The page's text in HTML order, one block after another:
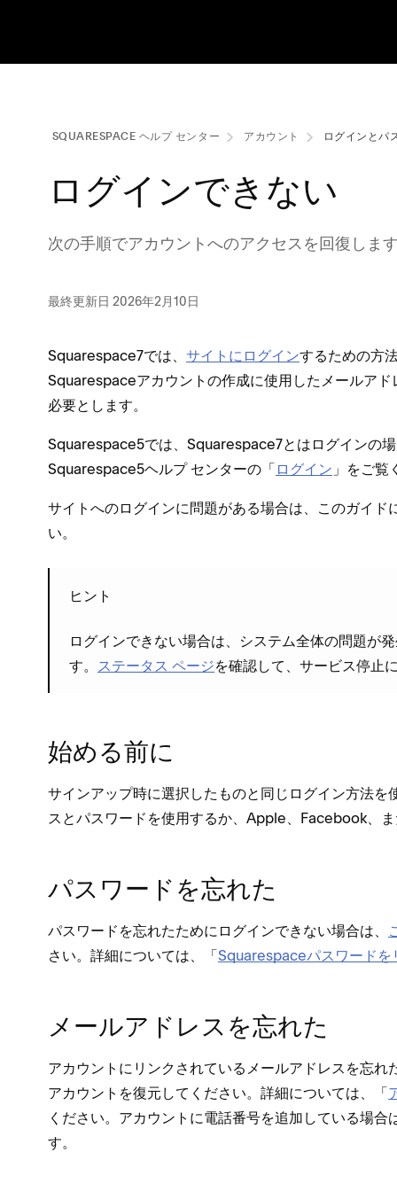
SQUARESPACE ヘルプ センタ⁠ー アカウント ログインとパ
ログインできない
次の手順でアカウントへのアクセスを回復しま
最終更新日 2026年2月10日
Squarespace7では⁠、 サイトにログインするための方
Squarespaceアカウントの作成に使用したメ⁠ールア
必要とします⁠。
Squarespace5では⁠、Squarespace7とはログインの
Squarespace5ヘルプ センタ⁠ーの「⁠ ログイン 」をご覧
サイトへのログインに問題がある場合は⁠、このガイ
い⁠。
ヒント
ログインできない場合は⁠、システム全体の問題が
す⁠。 ステ⁠ータス ペ⁠ージを確認して⁠、サ⁠ービス停止
始める前に
サインア⁠ップ時に選択したものと同じログイン方法
スとパスワ⁠ードを使用するか⁠、Apple⁠、Facebook⁠、
パスワ⁠ードを忘れた
パスワ⁠ードを忘れたためにログインできない場合は⁠、
さい⁠。詳細については⁠、「⁠Squarespaceパスワ⁠ードを
メ⁠ールアドレスを忘れた
アカウントにリンクされているメ⁠ールアドレスを忘れ
アカウントを復元してください⁠。詳細については⁠、「⁠
ください⁠。アカウントに電話番号を追加している場合
す⁠。